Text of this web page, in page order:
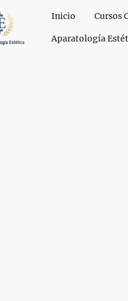
Inicio Cursos
Aparatología